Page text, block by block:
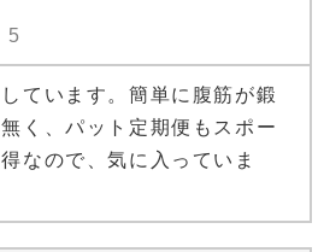
5
ています。簡単に腹筋が鍛
く、パット定期便もスポー
なので、気に入っていま